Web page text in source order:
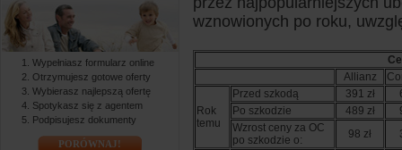
Wypełniasz formularz online
Otrzymujesz gotowe oferty
Wybierasz najlepszą ofertę
Spotykasz się z agentem
Podpisujesz dokumenty
PORÓWNAJ!
wznowionych po roku,
Allianz
Rok
temu
Przed szkodą 391 zł
Po szkodzie
489 zł
Wzrost ceny za OC
po szkodzie o:
98 zł